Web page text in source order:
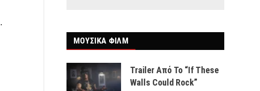
.
ΜΟΥΣΙΚΑ ΦΙΛΜ
Trailer Από Το “If These
Walls Could Rock”